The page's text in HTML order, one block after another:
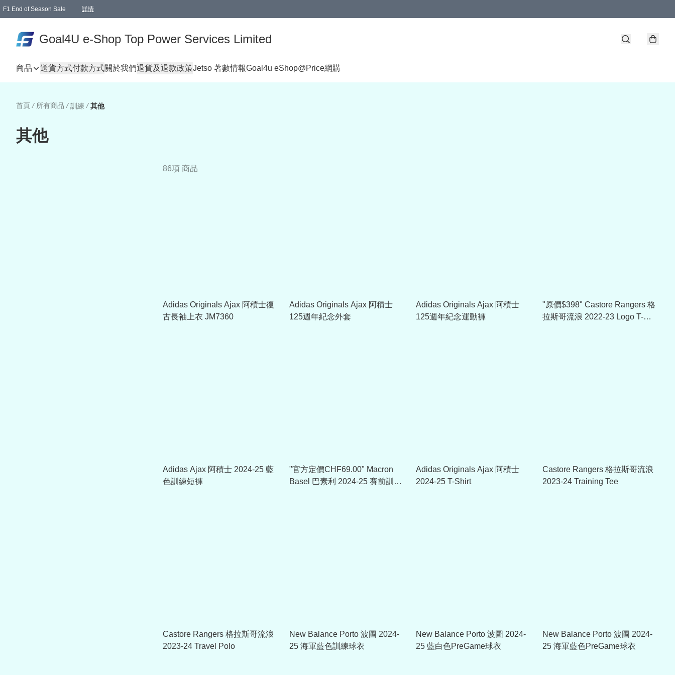
F1 End of Season Sale 詳情
Goal4U e-Shop Top Power Services Limited
商品 送貨方式付款方式關於我們退貨及退款政策Jetso 著數情報Goal4u eShop@Price網購
首頁 / 所有商品 / 訓練 / 其他
其他
86項 商品
Adidas Originals Ajax 阿積士復
古長袖上衣 JM7360
Adidas Originals Ajax 阿積士
125週年紀念外套
Adidas Originals Ajax 阿積士
125週年紀念運動褲
"原價$398" Castore Rangers 格
拉斯哥流浪 2022-23 Logo T-
Adidas Ajax 阿積士 2024-25 藍
色訓練短褲
"官方定價CHF69.00" Macron
Basel 巴素利 2024-25 賽前訓練
Adidas Originals Ajax 阿積士
2024-25 T-Shirt
Castore Rangers 格拉斯哥流浪
2023-24 Training Tee
Castore Rangers 格拉斯哥流浪
2023-24 Travel Polo
New Balance Porto 波圖 2024-
25 海軍藍色訓練球衣
New Balance Porto 波圖 2024-
25 藍白色PreGame球衣
New Balance Porto 波圖 2024-
25 海軍藍色PreGame球衣